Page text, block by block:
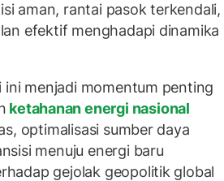
aman, rantai pasok terkendali,
efektif menghadapi dinamika
ini menjadi momentum penting
ketahanan energi nasional
optimalisasi sumber daya
menuju energi baru
gejolak geopolitik global